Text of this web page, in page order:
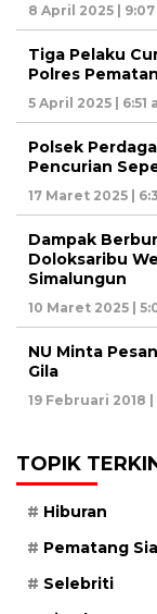
8 April 2025 |
Tiga Pelaku
Polres
5 April 2025 | 6:51
Polsek
Pencurian
17 Maret 2025 |
Dampak
Doloksaribu
Simalungun
10 Maret 2025 |
NU Minta
Gila
19 Februari 2018 |
TOPIK
Hiburan
Pematang
Selebriti